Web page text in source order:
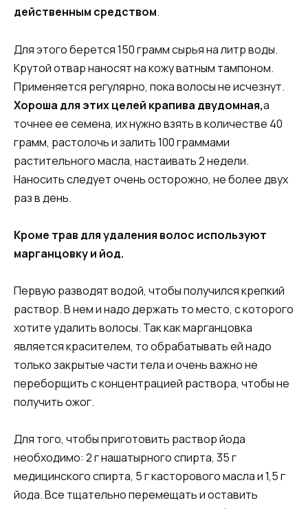
действенным средством.
Для этого берется 150 грамм сырья на литр воды.
Крутой отвар наносят на кожу ватным тампоном.
Применяется регулярно, пока волосы не исчезнут.
Хороша для этих целей крапива двудомная,а
точнее ее семена, их нужно взять в количестве 40
грамм, растолочь и залить 100 граммами
растительного масла, настаивать 2 недели.
Наносить следует очень осторожно, не более двух
раз в день.
Кроме трав для удаления волос используют
марганцовку и йод.
Первую разводят водой, чтобы получился крепкий
раствор. В нем и надо держать то место, с которого
хотите удалить волосы. Так как марганцовка
является красителем, то обрабатывать ей надо
только закрытые части тела и очень важно не
переборщить с концентрацией раствора, чтобы не
получить ожог.
Для того, чтобы приготовить раствор йода
необходимо: 2 г нашатырного спирта, 35 г
медицинского спирта, 5 г касторового масла и 1,5 г
йода. Все тщательно перемещать и оставить